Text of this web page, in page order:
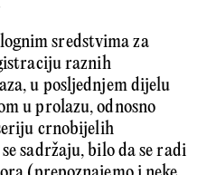
sredstvima za
raznih
u posljednjem dijelu
u prolazu, odnosno
crnobijelih
sadržaju, bilo da se radi